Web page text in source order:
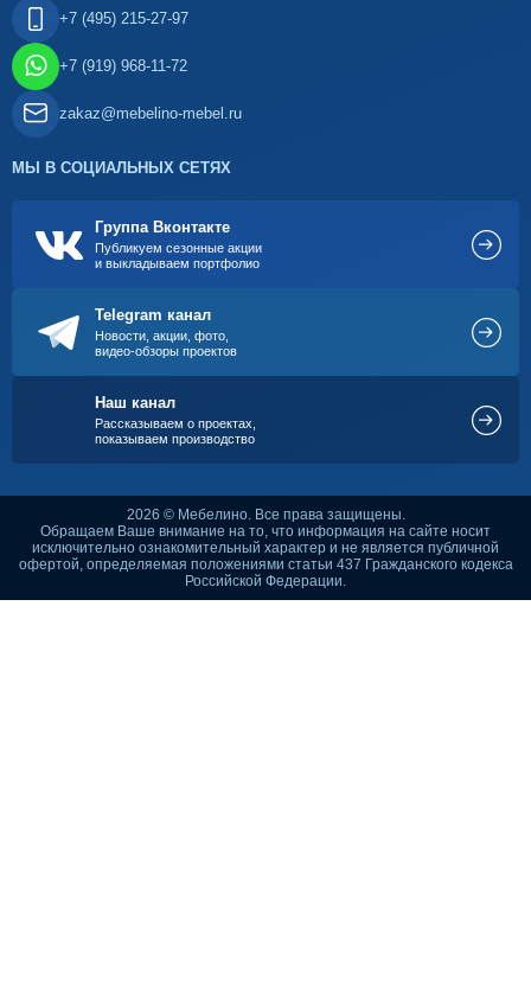
+7 (495) 215-27-97
+7 (919) 968-11-72
zakaz@mebelino-mebel.ru
МЫ В СОЦИАЛЬНЫХ СЕТЯХ
Группа Вконтакте
Публикуем сезонные акции
и выкладываем портфолио
Telegram канал
Новости, акции, фото,
видео-обзоры проектов
Наш канал
Рассказываем о проектах,
показываем производство
2026 © Мебелино. Все права защищены.
Обращаем Ваше внимание на то, что информация на сайте носит
исключительно ознакомительный характер и не является публичной
офертой, определяемая положениями статьи 437 Гражданского кодекса
Российской Федерации.